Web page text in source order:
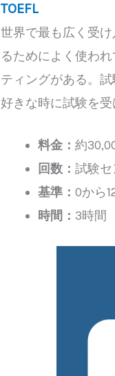
TOEFL
世界で最も広く受
るためによく使わ
ティングがある。
好きな時に試験を受
料金：約
回数：試験
基準：0から
時間：3時間